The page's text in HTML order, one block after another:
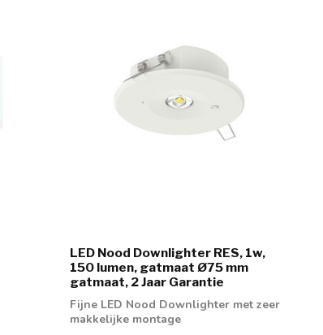
LED Nood Downlighter RES, 1w,
150 lumen, gatmaat Ø75 mm
gatmaat, 2 Jaar Garantie
Fijne LED Nood Downlighter met zeer
makkelijke montage